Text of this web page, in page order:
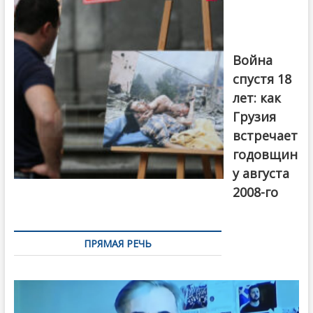
Первый канал
Война
спустя 18
лет: как
Грузия
встречает
годовщин
у августа
2008-го
ПРЯМАЯ РЕЧЬ